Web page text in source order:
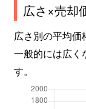
広さ×売却
広さ別の平均価
一般的には広く
す。